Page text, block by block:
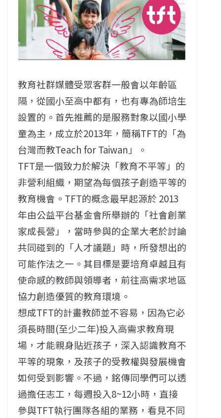
教育社群媒體受眾客群一般會以年齡區
隔，從國小至高中都有，也有專為師培生
設置的。首先推薦的是服務對象以國小學
童為主，成立於2013年，簡稱TFT的「為
台灣而教Teach for Taiwan」。
TFT是一個致力於解決「教育不平等」的
非營利組織，期望為每個孩子創造平等的
教育機會。TFT的概念最早起源於 2013
年由公益平台基金會所舉辦的「社會創業
家成長營」，當時參與的企業大老於討論
共同碰到的「人才議題」時，所發想出的
可能作法之一。其目標是要培育卓越且有
使命感的教師與領導者，前往高需求地區
協力創造優質的教育環境。
想成TFT的計畫教師並不容易，因為它必
須長時間(至少二年)投入高需求教育現
場，才能親身貼近孩子，深入認識教育不
平等的現象，及孩子的受教權與發展機會
如何受到影響。不過，銘傳同學們可以透
過擔任志工，每週投入8~12小時，直接
參與TFT執行團隊各組的業務，看見不同